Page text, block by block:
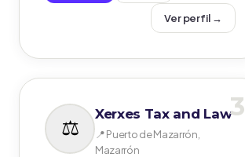
Ver perfil →
3
Xerxes Tax and Law
📍 Puerto de Mazarrón,
Mazarrón